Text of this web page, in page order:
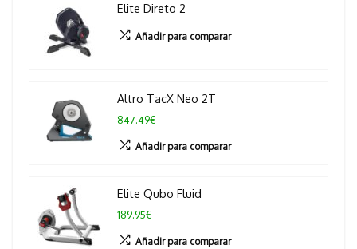
Elite Direto 2
Añadir para comparar
Altro TacX Neo 2T
847.49€
Añadir para comparar
Elite Qubo Fluid
189.95€
Añadir para comparar